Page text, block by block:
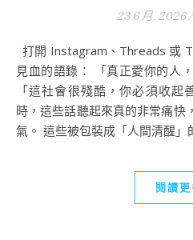
23 6 月, 2026 /
打開 Instagram、Threads 或 TikTok，你一定看過這類一針
見血的語錄： 「真正愛你的人
「這社會很殘酷，你必須收
時，這些話聽起來真的非常痛快
氣。 這些被包裝成「人間清醒」
閱讀更